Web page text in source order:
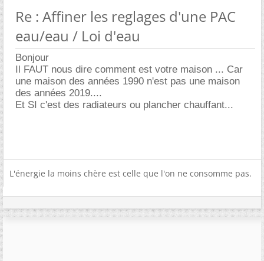
Re : Affiner les reglages d'une PAC
eau/eau / Loi d'eau
Bonjour
Il FAUT nous dire comment est votre maison ... Car
une maison des années 1990 n'est pas une maison
des années 2019....
Et SI c'est des radiateurs ou plancher chauffant...
L'énergie la moins chère est celle que l'on ne consomme pas.